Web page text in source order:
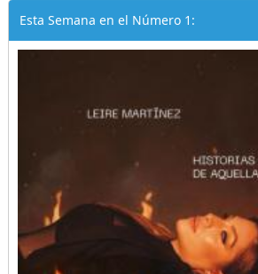
Esta Semana en el Número 1: